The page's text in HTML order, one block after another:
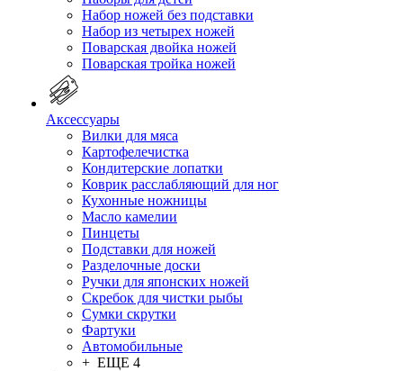
Набор ножей без подставки
Набор из четырех ножей
Поварская двойка ножей
Поварская тройка ножей
Аксессуары
Вилки для мяса
Картофелечистка
Кондитерские лопатки
Коврик расслабляющий для ног
Кухонные ножницы
Масло камелии
Пинцеты
Подставки для ножей
Разделочные доски
Ручки для японских ножей
Скребок для чистки рыбы
Сумки скрутки
Фартуки
Автомобильные
+ ЕЩЕ 4